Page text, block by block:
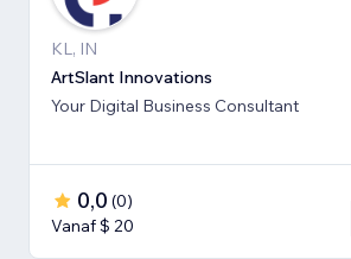
KL, IN
ArtSlant Innovations
Your Digital Business Consultant
0,0 (0)
Vanaf $ 20